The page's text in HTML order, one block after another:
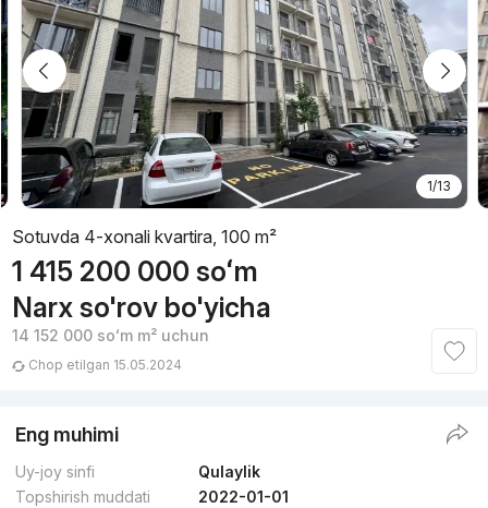
1/13
Sotuvda 4-xonali kvartira, 100 m²
1 415 200 000 soʻm
Narx so'rov bo'yicha
14 152 000 soʻmm² uchun
Chop etilgan 15.05.2024
Eng muhimi
Uy-joy sinfi
Qulaylik
Topshirish muddati
2022-01-01